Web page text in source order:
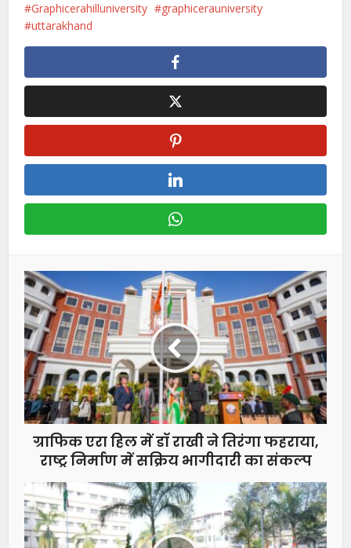
Graphicerahilluniversity
graphicerauniversity
uttarakhand
ग्राफिक एरा हिल में डॉ राखी ने तिरंगा फहराया,
राष्ट्र निर्माण में सक्रिय भागीदारी का संकल्प